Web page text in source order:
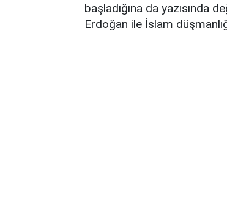
başladığına da yazısında
Erdoğan ile İslam